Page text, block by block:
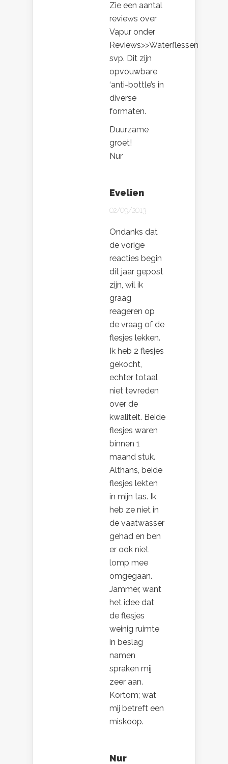
Zie een aantal
reviews over
Vapur onder
Reviews>>Waterflessen
svp. Dit zijn
opvouwbare
‘anti-bottle’s in
diverse
formaten.
Duurzame
groet!
Nur
Evelien
02/09/2013
Ondanks dat
de vorige
reacties begin
dit jaar gepost
zijn, wil ik
graag
reageren op
de vraag of de
flesjes lekken.
Ik heb 2 flesjes
gekocht,
echter totaal
niet tevreden
over de
kwaliteit. Beide
flesjes waren
binnen 1
maand stuk.
Althans, beide
flesjes lekten
in mijn tas. Ik
heb ze niet in
de vaatwasser
gehad en ben
er ook niet
lomp mee
omgegaan.
Jammer, want
het idee dat
de flesjes
weinig ruimte
in beslag
namen
spraken mij
zeer aan.
Kortom; wat
mij betreft een
miskoop.
Nur